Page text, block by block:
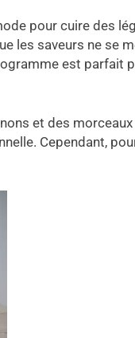
pour cuire des
les saveurs ne se
est parfait
et des
Cependant,